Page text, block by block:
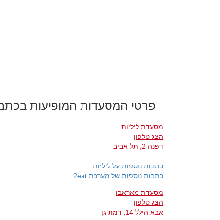
פרטי המסעדות המופיעות
מסעדת ליליות
הצג טלפון
דפנה 2, תל אביב
כתבות נוספות על ליליות
כתבות נוספות של מערכת 2eat
מסעדת מאראבו
הצג טלפון
אבא הילל 14, רמת גן